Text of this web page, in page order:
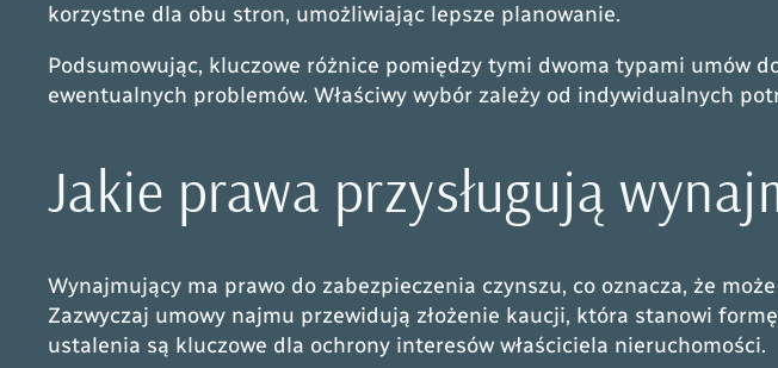
korzystne dla obu stron, umożliwiając lepsze planowanie.
Podsumowując, kluczowe różnice pomiędzy tymi dwoma typami umów
ewentualnych problemów. Właściwy wybór zależy od indywidualnych
Jakie prawa przysługują
Wynajmujący ma prawo do zabezpieczenia czynszu, co oznacza, że
Zazwyczaj umowy najmu przewidują złożenie kaucji, która stanowi
ustalenia są kluczowe dla ochrony interesów właściciela nieruchomości.